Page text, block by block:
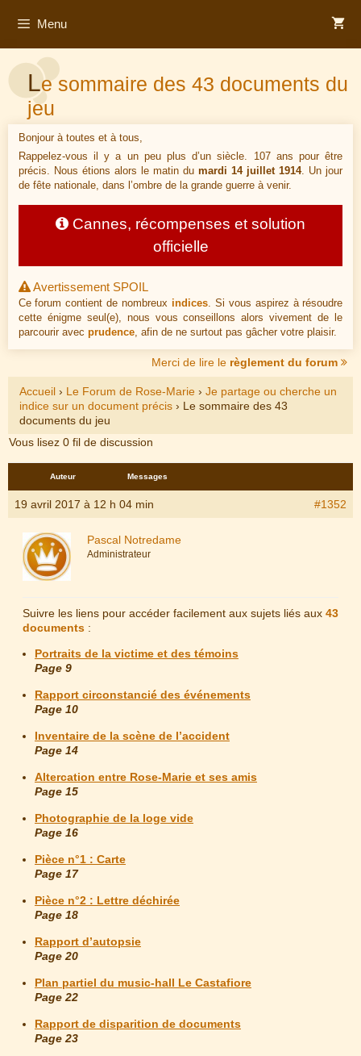
Menu
Le sommaire des 43 documents du
jeu
Bonjour à toutes et à tous,
Rappelez-vous il y a un peu plus d’un siècle. 107 ans pour être
précis. Nous étions alors le matin dumardi 14 juillet 1914. Un jour
de fête nationale, dans l’ombre de la grande guerre à venir.
Cannes, récompenses et solution
officielle
Avertissement SPOIL
Ce forum contient de nombreux indices . Si vous aspirez à résoudre
cette énigme seul(e), nous vous conseillons alors vivement de le
parcourir avec prudence, afin de ne surtout pas gâcher votre plaisir.
Merci de lire le règlement du forum
Accueil › Le Forum de Rose-Marie › Je partage ou cherche un
indice sur un document précis › Le sommaire des 43
documents du jeu
Vous lisez 0 fil de discussion
Auteur Messages
19 avril 2017 à 12 h 04 min #1352
Pascal Notredame
Administrateur
Suivre les liens pour accéder facilement aux sujets liés aux 43
documents :
Portraits de la victime et des témoins
Page 9
Rapport circonstancié des événements
Page 10
Inventaire de la scène de l’accident
Page 14
Altercation entre Rose-Marie et ses amis
Page 15
Photographie de la loge vide
Page 16
Pièce n°1 : Carte
Page 17
Pièce n°2 : Lettre déchirée
Page 18
Rapport d’autopsie
Page 20
Plan partiel du music-hall Le Castafiore
Page 22
Rapport de disparition de documents
Page 23